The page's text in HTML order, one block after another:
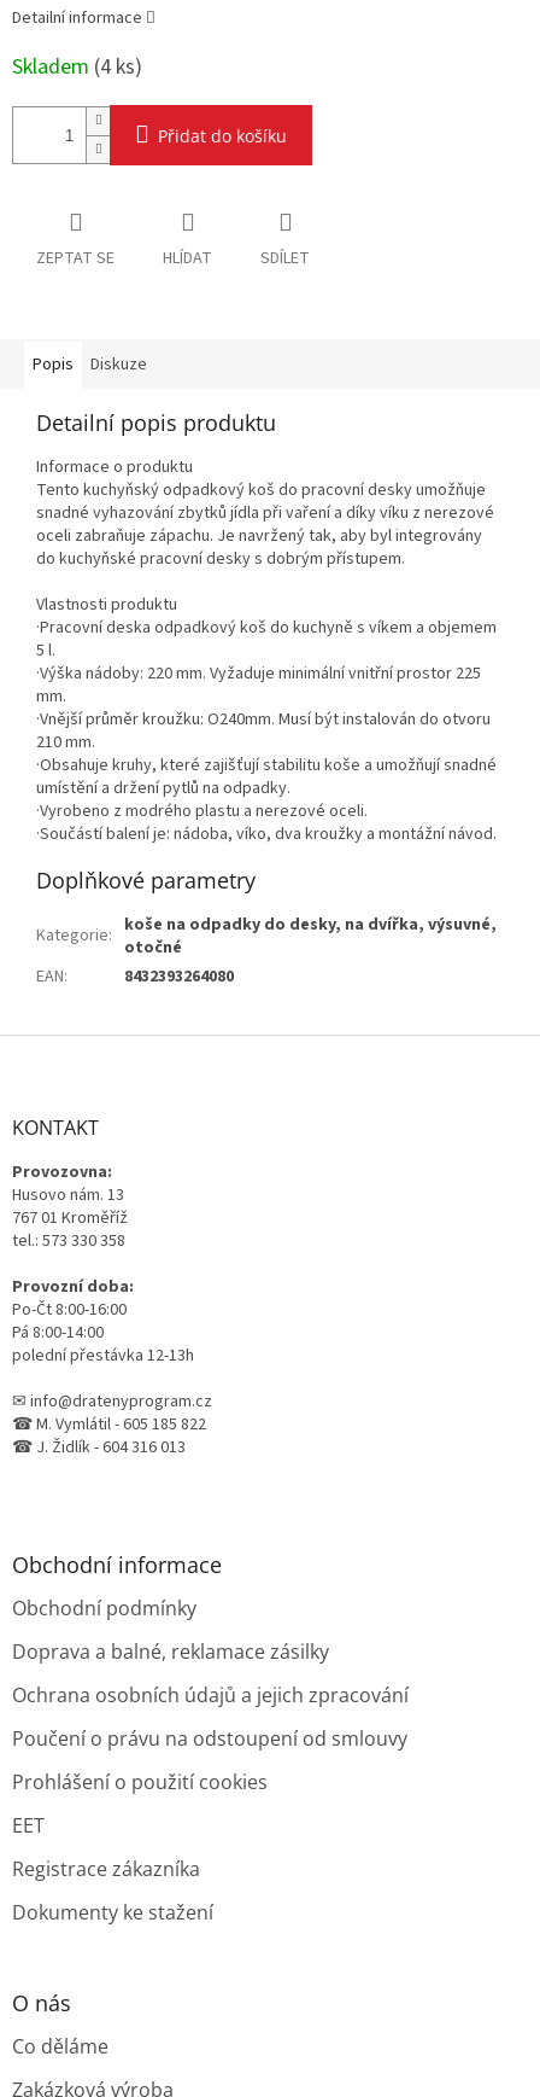
Detailní informace
Skladem (4 ks)
Přidat do košíku
ZEPTAT SE HLÍDAT SDÍLET
Popis Diskuze
Detailní popis produktu
Informace o produktu
Tento kuchyňský odpadkový koš do pracovní desky umožňuje
snadné vyhazování zbytků jídla při vaření a díky víku z nerezové
oceli zabraňuje zápachu. Je navržený tak, aby byl integrovány
do kuchyňské pracovní desky s dobrým přístupem.
Vlastnosti produktu
·Pracovní deska odpadkový koš do kuchyně s víkem a objemem
5 l.
·Výška nádoby: 220 mm. Vyžaduje minimální vnitřní prostor 225
mm.
·Vnější průměr kroužku: O240mm. Musí být instalován do otvoru
210 mm.
·Obsahuje kruhy, které zajišťují stabilitu koše a umožňují snadné
umístění a držení pytlů na odpadky.
·Vyrobeno z modrého plastu a nerezové oceli.
·Součástí balení je: nádoba, víko, dva kroužky a montážní návod.
Doplňkové parametry
Kategorie: koše na odpadky do desky, na dvířka, výsuvné,
otočné
EAN: 8432393264080
Z
KONTAKT
Provozovna:
Husovo nám. 13
767 01 Kroměříž
tel.: 573 330 358
Provozní doba:
Po-Čt 8:00-16:00
Pá 8:00-14:00
polední přestávka 12-13h
✉ info@dratenyprogram.cz
☎ M. Vymlátil - 605 185 822
☎ J. Židlík - 604 316 013
Obchodní informace
Obchodní podmínky
Doprava a balné, reklamace zásilky
Ochrana osobních údajů a jejich zpracování
Poučení o právu na odstoupení od smlouvy
Prohlášení o použití cookies
EET
Registrace zákazníka
Dokumenty ke stažení
O nás
Co děláme
Zakázková výroba